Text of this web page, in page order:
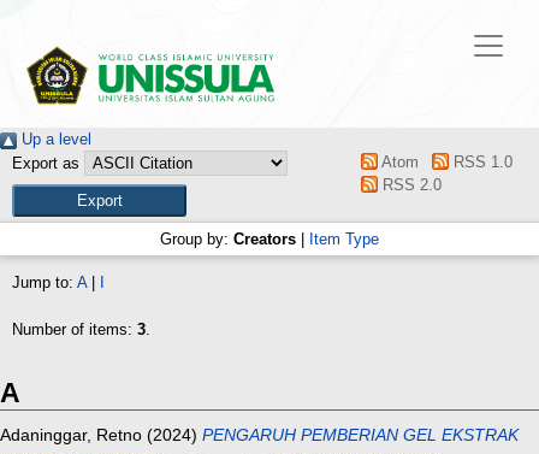
Up a level
Export as
Atom
RSS 1.0
RSS 2.0
Group by: Creators Item Type
Jump to: A|
Number of items: 3.
A
Adaninggar, Retno (2024) PENGARUH PEMBERIAN GEL EKSTRAK